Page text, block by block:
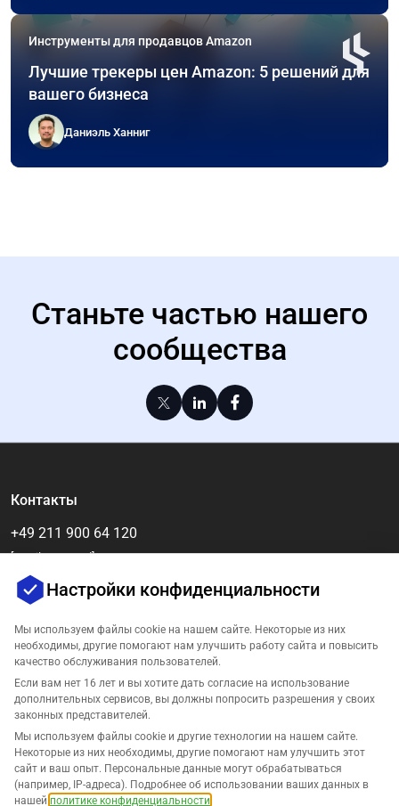
Инструменты для продавцов Amazon
Лучшие трекеры цен Amazon: 5 решений для
вашего бизнеса
Даниэль Ханниг
Станьте частью нашего
сообщества
Контакты
+49 211 900 64 120
[email protected]
Компания
Поддержка
Настройки конфиденциальности
Мы используем файлы cookie на нашем сайте. Некоторые из них
необходимы, другие помогают нам улучшить работу сайта и повысить
качество обслуживания пользователей.
Если вам нет 16 лет и вы хотите дать согласие на использование
дополнительных сервисов, вы должны попросить разрешения у своих
законных представителей.
Мы используем файлы cookie и другие технологии на нашем сайте.
Некоторые из них необходимы, другие помогают нам улучшить этот
сайт и ваш опыт. Персональные данные могут обрабатываться
(например, IP-адреса). Подробнее об использовании ваших данных в
нашей политике конфиденциальности